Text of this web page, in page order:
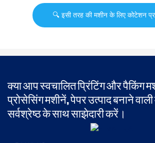
🔍 इसी तरह की मशीन के लिए कोटेशन
क्या आप स्वचालित प्रिंटिंग और पैकिंग
प्रोसेसिंग मशीनें, पेपर उत्पाद बनाने
सर्वश्रेष्ठ के साथ साझेदारी करें।